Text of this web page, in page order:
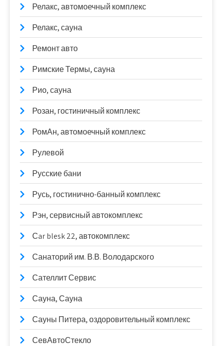
Релакс, автомоечный комплекс
Релакс, сауна
Ремонт авто
Римские Термы, сауна
Рио, сауна
Розан, гостиничный комплекс
РомАн, автомоечный комплекс
Рулевой
Русские бани
Русь, гостинично-банный комплекс
Рэн, сервисный автокомплекс
Сar blesk 22, автокомплекс
Санаторий им. В.В. Володарского
Сателлит Сервис
Сауна, Сауна
Сауны Питера, оздоровительный комплекс
СевАвтоСтекло